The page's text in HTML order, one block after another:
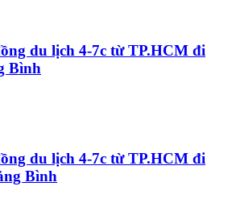
du lịch 4-7c từ TP.HCM đi
Bình
du lịch 4-7c từ TP.HCM đi
Bình